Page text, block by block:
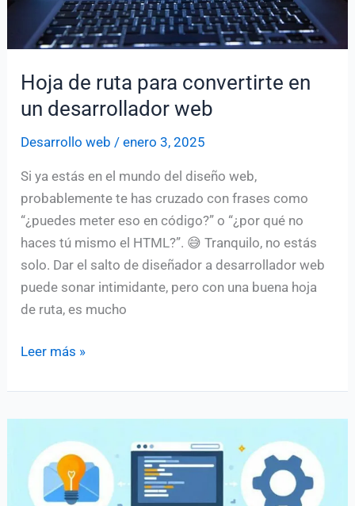
Hoja de ruta para convertirte en
un desarrollador web
Desarrollo web /enero 3, 2025
Si ya estás en el mundo del diseño web,
probablemente te has cruzado con frases como
“¿puedes meter eso en código?” o “¿por qué no
haces tú mismo el HTML?”. 😅 Tranquilo, no estás
solo. Dar el salto de diseñador a desarrollador web
puede sonar intimidante, pero con una buena hoja
de ruta, es mucho
Hoja
ruta
para
convertirte
en
Leer más »